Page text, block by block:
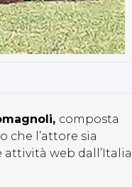
composta
che l’attore sia
web dall’Italia